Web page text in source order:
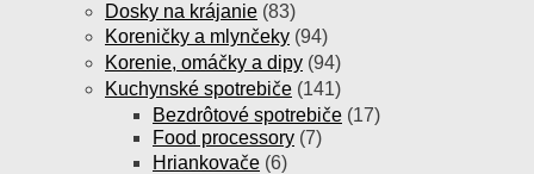
Dosky na krájanie (83)
Koreničky a mlynčeky (94)
Korenie, omáčky a dipy (94)
Kuchynské spotrebiče (141)
Bezdrôtové spotrebiče (17)
Food processory (7)
Hriankovače (6)